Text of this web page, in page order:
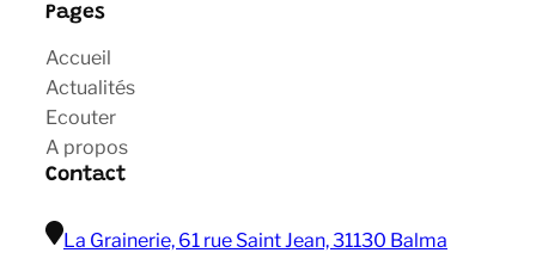
Pages
Accueil
Actualités
Ecouter
A propos
Contact
La Grainerie, 61 rue Saint Jean, 31130 Balma